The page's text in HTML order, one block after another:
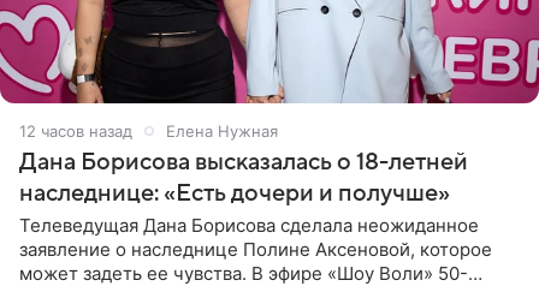
12 часов назад Елена Нужная
Дана Борисова высказалась о 18-летней
наследнице: «Есть дочери и получше»
Телеведущая Дана Борисова сделала неожиданное
заявление о наследнице Полине Аксеновой, которое
может задеть ее чувства. В эфире «Шоу Воли» 50-